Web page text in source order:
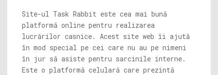
Site-ul Task Rabbit este cea mai bună
platformă online pentru realizarea
lucrărilor casnice. Acest site web îi ajută
în mod special pe cei care nu au pe nimeni
în jur să asiste pentru sarcinile interne.
Este o platformă celulară care prezintă